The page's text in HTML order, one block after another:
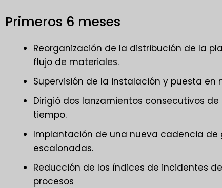
Primeros 6 meses
Reorganización de la distribución de la
flujo de materiales.
Supervisión de la instalación y puesta en
Dirigió dos lanzamientos consecutivos
tiempo.
Implantación de una nueva cadencia de
escalonadas.
Reducción de los índices de incidentes
procesos